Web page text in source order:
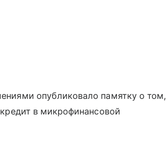
опубликовало памятку о том,
в микрофинансовой